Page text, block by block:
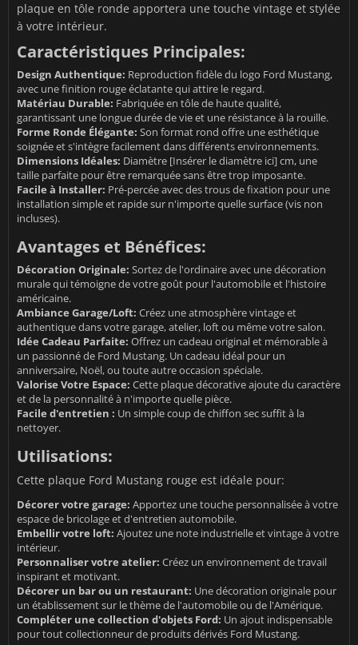
plaque en tôle ronde apportera une touche vintage et stylée
à votre intérieur.
Caractéristiques Principales:
Design Authentique: Reproduction fidèle du logo Ford Mustang,
avec une finition rouge éclatante qui attire le regard.
Matériau Durable: Fabriquée en tôle de haute qualité,
garantissant une longue durée de vie et une résistance à la rouille.
Forme Ronde Élégante: Son format rond offre une esthétique
soignée et s'intègre facilement dans différents environnements.
Dimensions Idéales: Diamètre [Insérer le diamètre ici] cm, une
taille parfaite pour être remarquée sans être trop imposante.
Facile à Installer: Pré-percée avec des trous de fixation pour une
installation simple et rapide sur n'importe quelle surface (vis non
incluses).
Avantages et Bénéfices:
Décoration Originale: Sortez de l'ordinaire avec une décoration
murale qui témoigne de votre goût pour l'automobile et l'histoire
américaine.
Ambiance Garage/Loft: Créez une atmosphère vintage et
authentique dans votre garage, atelier, loft ou même votre salon.
Idée Cadeau Parfaite: Offrez un cadeau original et mémorable à
un passionné de Ford Mustang. Un cadeau idéal pour un
anniversaire, Noël, ou toute autre occasion spéciale.
Valorise Votre Espace: Cette plaque décorative ajoute du caractère
et de la personnalité à n'importe quelle pièce.
Facile d'entretien : Un simple coup de chiffon sec suffit à la
nettoyer.
Utilisations:
Cette plaque Ford Mustang rouge est idéale pour:
Décorer votre garage: Apportez une touche personnalisée à votre
espace de bricolage et d'entretien automobile.
Embellir votre loft: Ajoutez une note industrielle et vintage à votre
intérieur.
Personnaliser votre atelier: Créez un environnement de travail
inspirant et motivant.
Décorer un bar ou un restaurant: Une décoration originale pour
un établissement sur le thème de l'automobile ou de l'Amérique.
Compléter une collection d'objets Ford: Un ajout indispensable
pour tout collectionneur de produits dérivés Ford Mustang.